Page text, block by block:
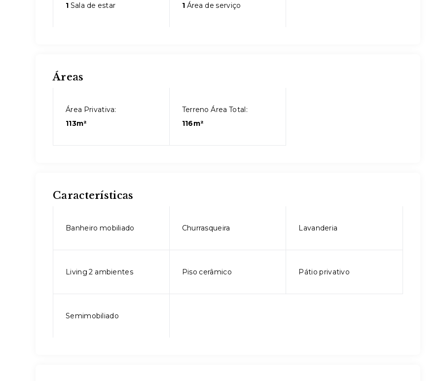
1 Sala de estar 1Área de serviço
Áreas
Área Privativa:
113m²
Terreno Área Total:
116m²
Características
Banheiro mobiliado Churrasqueira Lavanderia
Living 2 ambientes Piso cerâmico Pátio privativo
Semimobiliado